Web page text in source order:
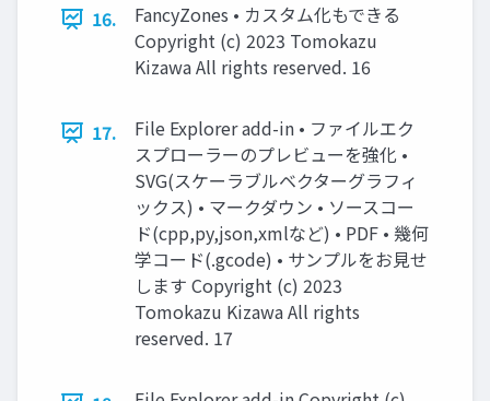
16.
FancyZones • カスタム化もできる
Copyright (c) 2023 Tomokazu
Kizawa All rights reserved. 16
17.
File Explorer add-in • ファイルエク
スプローラーのプレビューを強化 •
SVG(スケーラブルベクターグラフィ
ックス) • マークダウン • ソースコー
ド(cpp,py,json,xmlなど) • PDF • 幾何
学コード(.gcode) • サンプルをお見せ
します Copyright (c) 2023
Tomokazu Kizawa All rights
reserved. 17